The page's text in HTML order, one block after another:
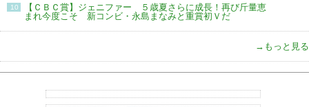
10
【ＣＢＣ賞】ジェニファー ５歳夏さらに成長！再び斤量恵
まれ今度こそ 新コンビ・永島まなみと重賞初Ｖだ
→もっと見る